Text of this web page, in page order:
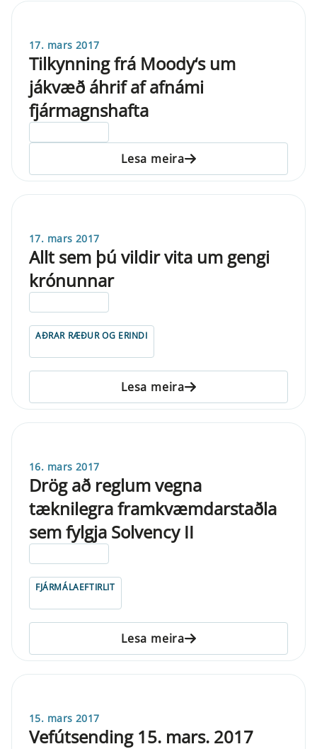
17. mars 2017
Tilkynning frá Moody‘s um
jákvæð áhrif af afnámi
fjármagnshafta
Lesa meira
17. mars 2017
Allt sem þú vildir vita um gengi
krónunnar
AÐRAR RÆÐUR OG ERINDI
Lesa meira
16. mars 2017
Drög að reglum vegna
tæknilegra framkvæmdarstaðla
sem fylgja Solvency II
FJÁRMÁLAEFTIRLIT
Lesa meira
15. mars 2017
Vefútsending 15. mars. 2017